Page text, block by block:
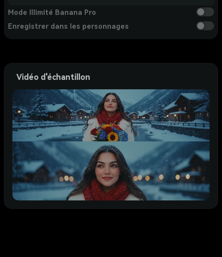
Mode Illimité Banana Pro
Enregistrer dans les personnages
Vidéo d'échantillon